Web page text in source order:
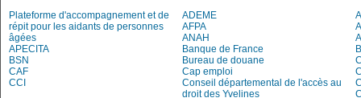
Plateforme d'accompagnement et de
répit pour les aidants de personnes
âgées
ADEME
AFPA
ANAH
APECITA
Banque de France
BSN
Bureau de douane
CAF
Cap emploi
CCI
Conseil départemental de l'accès au
droit des Yvelines